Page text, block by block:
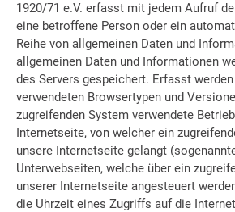
1920/71 e.V. erfasst mit jedem Aufruf
eine betroffene Person oder ein
Reihe von allgemeinen Daten und
allgemeinen Daten und Informationen
des Servers gespeichert. Erfasst
verwendeten Browsertypen und
zugreifenden System verwendete
Internetseite, von welcher ein
unsere Internetseite gelangt
Unterwebseiten, welche über ein
unserer Internetseite angesteuert
die Uhrzeit eines Zugriffs auf die